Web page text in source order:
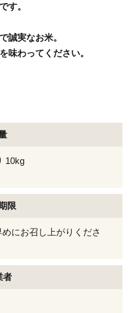
す。
誠実なお米。
味わってください。
10kg
限
にお召し上がりくださ
者